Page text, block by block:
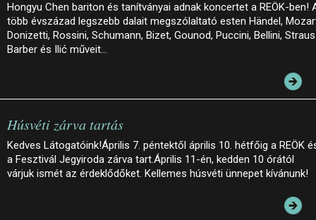
Hongyu Chen bariton és tanítványai adnak koncertet a REÖK-ben!
több évszázad legszebb dalait megszólaltató esten Händel,
Donizetti, Rossini, Schumann, Bizet, Gounod, Puccini, Bellini,
Barber és Ilić műveit…
Húsvéti zárva tartás
Kedves Látogatóink!Április 7. péntektől április 10. hétfőig a REÖK
a Fesztivál Jegyiroda zárva tart.Április 11-én, kedden 10 órától
várjuk ismét az érdeklődőket. Kellemes húsvéti ünnepet kívánunk!